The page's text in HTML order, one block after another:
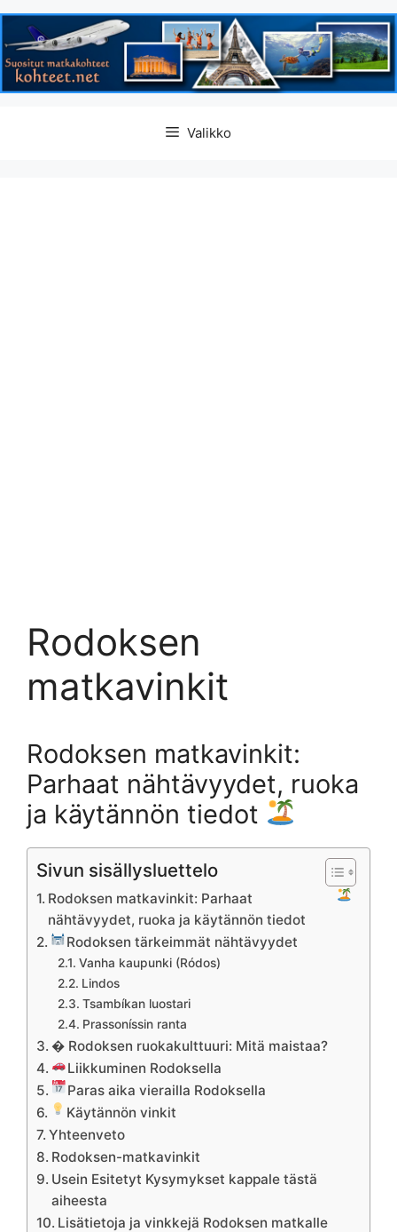
Valikko
Rodoksen
matkavinkit
Rodoksen matkavinkit:
Parhaat nähtävyydet, ruoka
ja käytännön tiedot
Sivun sisällysluettelo
Rodoksen matkavinkit: Parhaat
nähtävyydet, ruoka ja käytännön tiedot
Rodoksen tärkeimmät nähtävyydet
Vanha kaupunki (Ródos)
Lindos
Tsambíkan luostari
Prassoníssin ranta
� Rodoksen ruokakulttuuri: Mitä maistaa?
Liikkuminen Rodoksella
Paras aika vierailla Rodoksella
Käytännön vinkit
Yhteenveto
Rodoksen-matkavinkit
Usein Esitetyt Kysymykset kappale tästä
aiheesta
Lisätietoja ja vinkkejä Rodoksen matkalle